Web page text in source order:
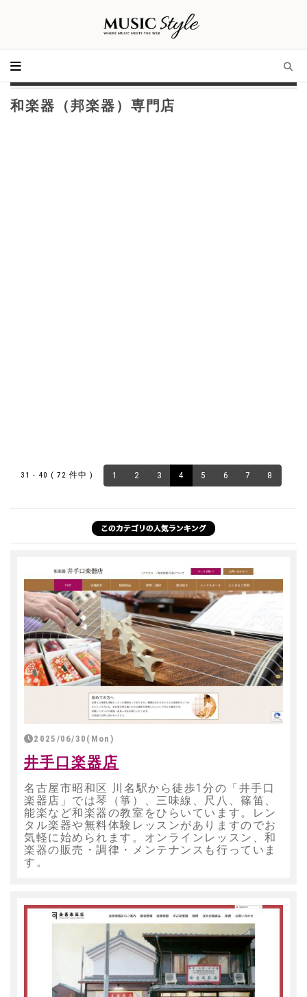
和楽器（邦楽器）専門店
31 - 40 ( 72 件中 ) 1 2 3 4 5 6 7 8
2025/06/30(Mon)
井手口楽器店
名古屋市昭和区 川名駅から徒歩1分の「井手口
楽器店」では琴（箏）、三味線、尺八、篠笛、
能楽など和楽器の教室をひらいています。レン
タル楽器や無料体験レッスンがありますのでお
気軽に始められます。オンラインレッスン、和
楽器の販売・調律・メンテナンスも行っていま
す。